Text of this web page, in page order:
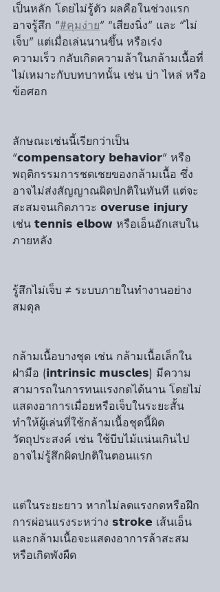
เป็นหลัก โดยไม่รู้ตัว ผลคือในช่วงแรก
อาจรู้สึก “#คุมง่าย” “เสียงนิ่ง” และ “ไม่
เจ็บ” แต่เมื่อเล่นนานขึ้น หรือเร่ง
ความเร็ว กลับเกิดความล้าในกล้ามเนื้อที่
ไม่เหมาะกับบทบาทนั้น เช่น บ่า ไหล่ หรือ
ข้อศอก
ลักษณะเช่นนี้เรียกว่าเป็น
“𝗰𝗼𝗺𝗽𝗲𝗻𝘀𝗮𝘁𝗼𝗿𝘆 𝗯𝗲𝗵𝗮𝘃𝗶𝗼𝗿” หรือ
พฤติกรรมการชดเชยของกล้ามเนื้อ ซึ่ง
อาจไม่ส่งสัญญาณผิดปกติในทันที แต่จะ
สะสมจนเกิดภาวะ 𝗼𝘃𝗲𝗿𝘂𝘀𝗲 𝗶𝗻𝗷𝘂𝗿𝘆
เช่น 𝘁𝗲𝗻𝗻𝗶𝘀 𝗲𝗹𝗯𝗼𝘄 หรือเอ็นอักเสบใน
ภายหลัง
รู้สึกไม่เจ็บ ≠ ระบบภายในทำงานอย่าง
สมดุล
กล้ามเนื้อบางชุด เช่น กล้ามเนื้อเล็กใน
ฝ่ามือ (𝗶𝗻𝘁𝗿𝗶𝗻𝘀𝗶𝗰 𝗺𝘂𝘀𝗰𝗹𝗲𝘀) มีความ
สามารถในการทนแรงกดได้นาน โดยไม่
แสดงอาการเมื่อยหรือเจ็บในระยะสั้น
ทำให้ผู้เล่นที่ใช้กล้ามเนื้อชุดนี้ผิด
วัตถุประสงค์ เช่น ใช้บีบไม้แน่นเกินไป
อาจไม่รู้สึกผิดปกติในตอนแรก
แต่ในระยะยาว หากไม่ลดแรงกดหรือฝึก
การผ่อนแรงระหว่าง 𝘀𝘁𝗿𝗼𝗸𝗲 เส้นเอ็น
และกล้ามเนื้อจะแสดงอาการล้าสะสม
หรือเกิดพังผืด